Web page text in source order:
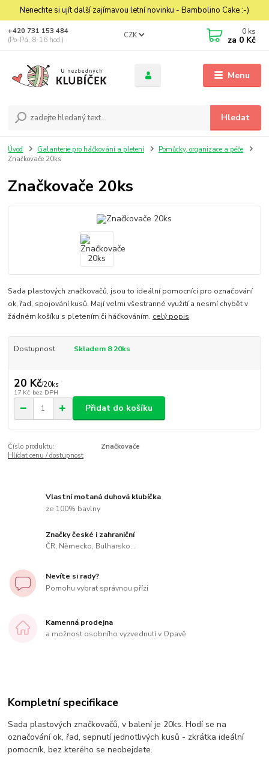
Nenechte si ujít další zajímavou letní novinku - Bambolino Cake :-)
Menu
CZK
Hledat
+420 731 153 484
(Po-Pá, 8-16 hod.)
0 ks
za 0 Kč
Úvod Galanterie pro háčkování a pletení
Pomůcky, organizace a péče
Značkovače 20ks
Značkovače 20ks
Sada plastových značkovačů, jsou to ideální pomocníci pro označování
ok, řad, spojování kusů. Mají velmi všestranné využití a nesmí chybět v
žádném košíku s pletením či háčkováním. celý popis
Dostupnost Skladem 8 20ks
20 Kč/20ks
17 Kč bez DPH
Přidat do košíku
Číslo produktu:
Značkovače
Hlídat cenu / dostupnost
Vlastní motaná duhová klubíčka
ze 100% bavlny
Značky české i zahraniční
ČR, Německo, Bulharsko...
Nevíte si rady?
Pomohu vybrat správnou přízi
Kamenná prodejna
a možnost osobního vyzvednutí v Opavě
Kompletní specifikace
Sada plastových značkovačů, v balení je 20ks. Hodí se na
označování ok, řad, sepnutí jednotlivých kusů - zkrátka ideální
pomocník, bez kterého se neobejdete.